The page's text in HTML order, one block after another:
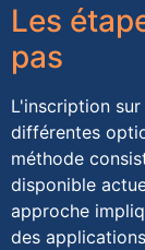
Les
pas
L'inscription
différentes
méthode
disponible
approche
des